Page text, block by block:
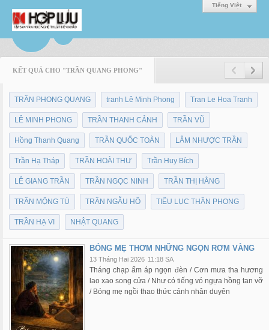
Tiếng Việt
KẾT QUẢ CHO "TRẦN QUANG PHONG"
TRẦN PHONG QUANG tranh Lê Minh Phong Tran Le Hoa Tranh
LÊ MINH PHONG TRẦN THANH CẢNH TRẦN VŨ
Hồng Thanh Quang TRẦN QUỐC TOÀN LÂM NHƯỢC TRẦN
Trần Hạ Tháp TRẦN HOÀI THƯ Trần Huy Bích
LÊ GIANG TRẦN TRẦN NGỌC NINH TRẦN THỊ HẰNG
TRẦN MỘNG TÚ TRẦN NGẪU HỒ TIỂU LỤC THẦN PHONG
TRẦN HẠ VI NHẬT QUANG
BÓNG MẸ THƠM NHỮNG NGỌN RƠM VÀNG
13 Tháng Hai 2026 11:18 SA
Tháng chạp ấm áp ngọn đèn / Cơn mưa tha hương
lao xao song cửa / Như có tiếng vó ngựa hồng tan vỡ
/ Bóng mẹ ngồi thao thức cánh nhân duyên